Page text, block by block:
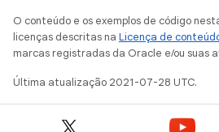
O conteúdo e os exemplos de código
licenças descritas na Licença de
marcas registradas da Oracle e/ou suas
Última atualização 2021-07-28 UTC.